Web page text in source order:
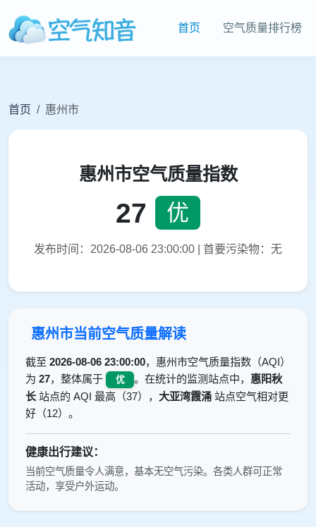
首页 空气质量排行榜
首页 惠州市
惠州市空气质量指数
27 优
发布时间：2026-08-06 23:00:00 | 首要污染物：无
惠州市当前空气质量解读
截至 2026-08-06 23:00:00，惠州市空气质量指数（AQI）
为 27，整体属于 优 。在统计的监测站点中， 惠阳秋
长 站点的 AQI 最高（37）， 大亚湾霞涌 站点空气相对更
好（12）。
健康出行建议：
当前空气质量令人满意，基本无空气污染。各类人群可正常
活动，享受户外运动。